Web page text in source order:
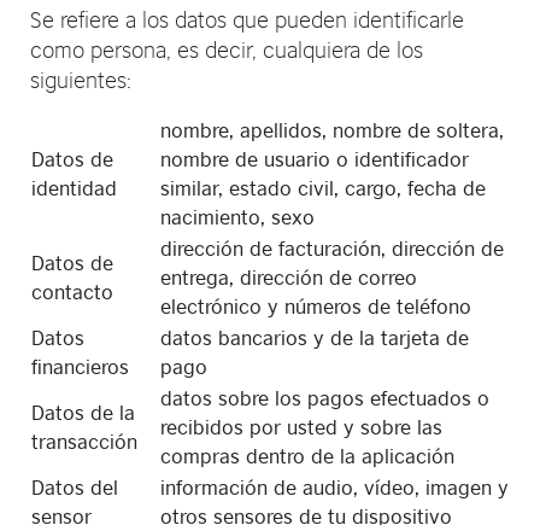
Se refiere a los datos que pueden identificarle
como persona, es decir, cualquiera de los
siguientes:
Datos de
identidad
nombre, apellidos, nombre de soltera,
nombre de usuario o identificador
similar, estado civil, cargo, fecha de
nacimiento, sexo
Datos de
contacto
dirección de facturación, dirección de
entrega, dirección de correo
electrónico y números de teléfono
Datos
financieros
datos bancarios y de la tarjeta de
pago
Datos de la
transacción
datos sobre los pagos efectuados o
recibidos por usted y sobre las
compras dentro de la aplicación
Datos del
sensor
información de audio, vídeo, imagen y
otros sensores de tu dispositivo